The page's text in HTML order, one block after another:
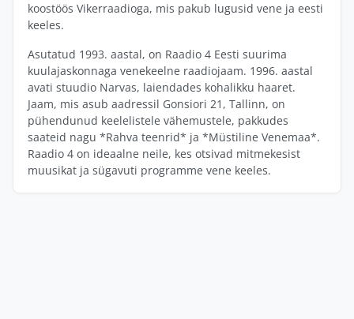
koostöös Vikerraadioga, mis pakub lugusid vene ja eesti
keeles.
Asutatud 1993. aastal, on Raadio 4 Eesti suurima
kuulajaskonnaga venekeelne raadiojaam. 1996. aastal
avati stuudio Narvas, laiendades kohalikku haaret.
Jaam, mis asub aadressil Gonsiori 21, Tallinn, on
pühendunud keelelistele vähemustele, pakkudes
saateid nagu *Rahva teenrid* ja *Müstiline Venemaa*.
Raadio 4 on ideaalne neile, kes otsivad mitmekesist
muusikat ja sügavuti programme vene keeles.